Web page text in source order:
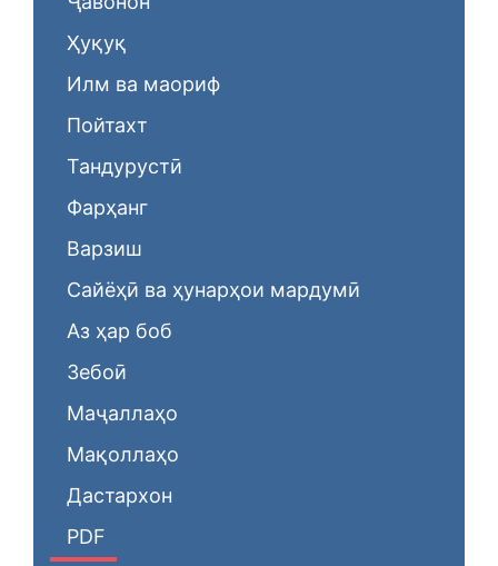
Ҳуқуқ
Илм ва маориф
Пойтахт
Тандурустӣ
Фарҳанг
Варзиш
Сайёҳӣ ва ҳунарҳои мардумӣ
Аз ҳар боб
Зебоӣ
Маҷаллаҳо
Мақоллаҳо
Дастархон
PDF